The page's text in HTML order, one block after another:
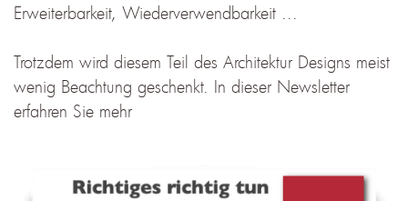
Erweiterbarkeit, Wiederverwendbarkeit ...
Trotzdem wird diesem Teil des Architektur Designs meist
wenig Beachtung geschenkt. In dieser Newsletter
erfahren Sie mehr